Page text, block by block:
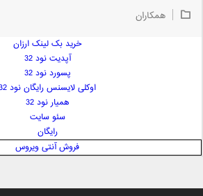
امیر علی
ایمان غلامی
بابک جهانبخش
همکاران
خرید بک لینک ارزان
آپدیت نود 32
پسورد نود 32
اوکلی لایسنس رایگان نود 32
همیار نود 32
سئو سایت
رایگان
فروش آنتی ویروس